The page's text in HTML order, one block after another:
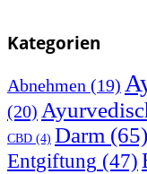
Kategorien
Abnehmen (19)
(20)
CBD (4) Darm (65)
Entgiftung (47)